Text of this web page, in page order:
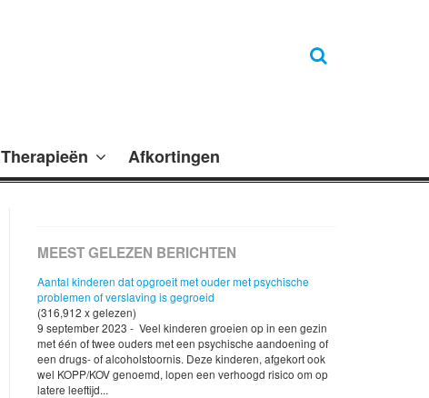
Therapieën Afkortingen
MEEST GELEZEN BERICHTEN
Aantal kinderen dat opgroeit met ouder met psychische
problemen of verslaving is gegroeid
(316,912 x gelezen)
9 september 2023 - Veel kinderen groeien op in een gezin
met één of twee ouders met een psychische aandoening of
een drugs- of alcoholstoornis. Deze kinderen, afgekort ook
wel KOPP/KOV genoemd, lopen een verhoogd risico om op
latere leeftijd...